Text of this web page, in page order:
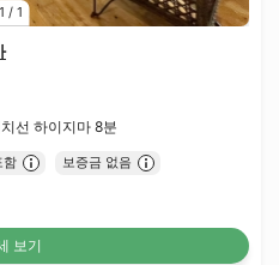
1 / 1
치선 하이지마 8분
함 보증금 없음
보기